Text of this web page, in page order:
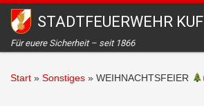
Zum Inhalt springen
STADTFEUERWEHR
Für euere Sicherheit – seit 1866
Start » Sonstiges » WEIHNACHTSFEIER